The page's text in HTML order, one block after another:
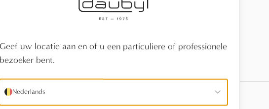
Geef uw locatie aan en of u een particuliere of professionele
bezoeker bent.
Nederlands